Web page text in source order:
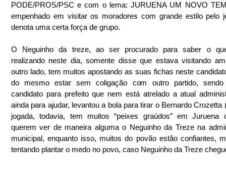
PODE/PROS/PSC e com o lema: JURUENA UM NOVO
empenhado em visitar os moradores com grande estilo pelo
denota uma certa força de grupo.
O Neguinho da treze, ao ser procurado para saber o
realizando neste dia, somente disse que estava visitando
outro lado, tem muitos apostando as suas fichas neste
do mesmo estar sem coligação com outro partido,
candidato para prefeito que nem está atrelado a atual
ainda para ajudar, levantou a bola para tirar o Bernardo Crozetta
jogada, todavia, tem muitos “peixes graúdos” em Juruena
querem ver de maneira alguma o Neguinho da Treze na
municipal, enquanto isso, muitos do povão estão confiantes,
tentando plantar o medo no povo, caso Neguinho da Treze